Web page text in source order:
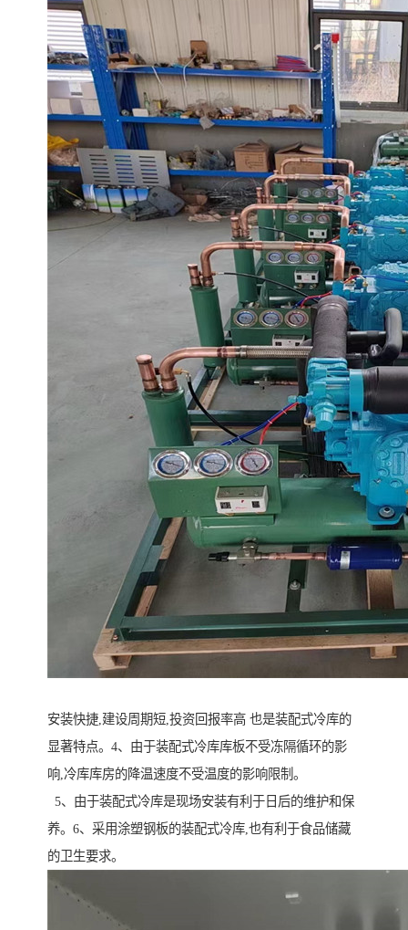
安装快捷,建设周期短,投资回报率高 也是装配式冷库的
显著特点。4、由于装配式冷库库板不受冻隔循环的影
响,冷库库房的降温速度不受温度的影响限制。
5、由于装配式冷库是现场安装有利于日后的维护和保
养。6、采用涂塑钢板的装配式冷库,也有利于食品储藏
的卫生要求。